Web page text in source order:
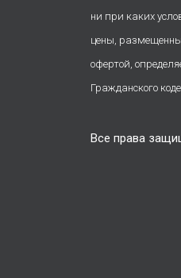
ни при каких
цены,
офертой,
Гражданского
Все права